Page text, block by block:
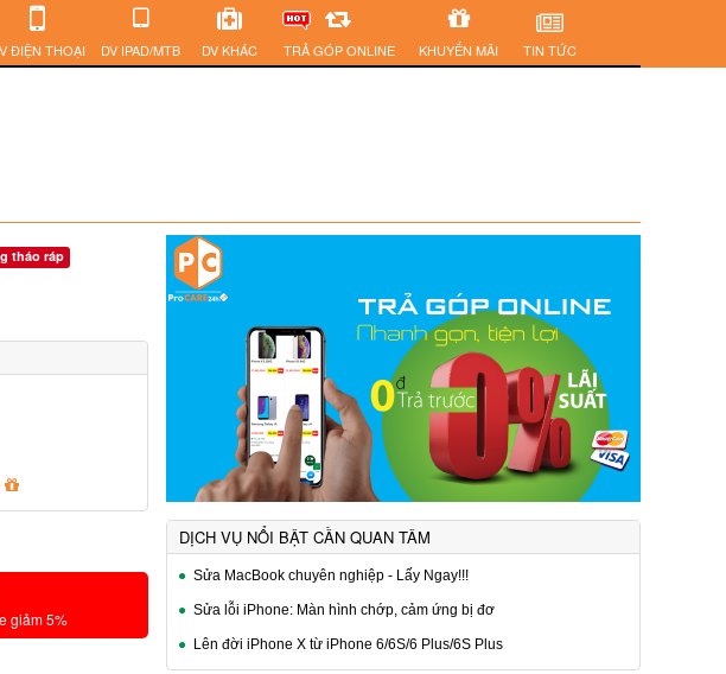
ĐIỆN THOẠI DV IPAD/MTB DV KHÁC TRẢ GÓP ONLINE KHUYẾN MÃI TIN TỨC
tháo ráp
giảm 5%
DỊCH VỤ NỔI BẬT CẦN QUAN TÂM
Sửa MacBook chuyên nghiệp - Lấy Ngay!!!
Sửa lỗi iPhone: Màn hình chớp, cảm ứng bị đơ
Lên đời iPhone X từ iPhone 6/6S/6 Plus/6S Plus